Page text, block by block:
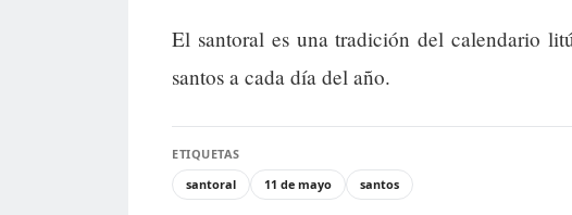
El santoral es una tradición del calendario
santos a cada día del año.
ETIQUETAS
santoral
11 de mayo santos